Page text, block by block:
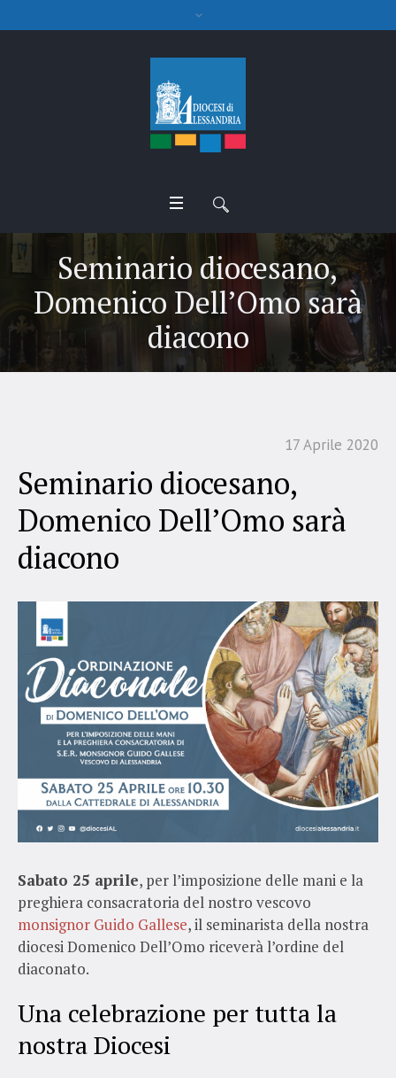
Seminario diocesano,
Domenico Dell’Omo sarà
diacono
17 Aprile 2020
Seminario diocesano,
Domenico Dell’Omo sarà
diacono
Sabato 25 aprile, per l’imposizione delle mani e la
preghiera consacratoria del nostro vescovo
monsignor Guido Gallese, il seminarista della nostra
diocesi Domenico Dell’Omo riceverà l’ordine del
diaconato.
Una celebrazione per tutta la
nostra Diocesi